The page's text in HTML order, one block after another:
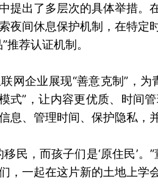
提出了多层次的具体举措。
夜间休息保护机制，在特定
推荐认证机制。
网企业展现“善意克制”，
式”，让内容更优质、时间
息、管理时间、保护隐私，
民，而孩子们是‘原住民’
，一起在这片新的土地上学